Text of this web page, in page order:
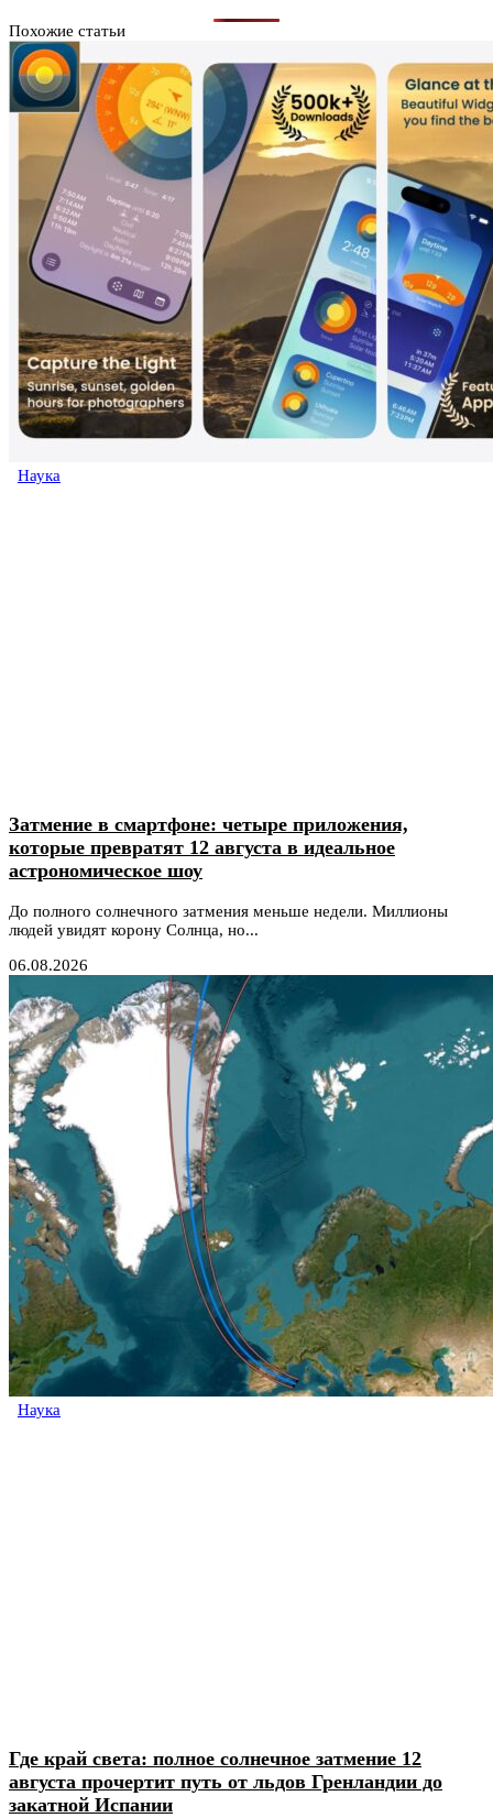
Похожие статьи
Наука
Затмение в смартфоне: четыре приложения,
которые превратят 12 августа в идеальное
астрономическое шоу
До полного солнечного затмения меньше недели. Миллионы
людей увидят корону Солнца, но...
06.08.2026
Наука
Где край света: полное солнечное затмение 12
августа прочертит путь от льдов Гренландии до
закатной Испании